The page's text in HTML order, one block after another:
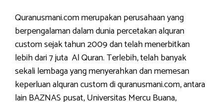
Quranusmani.com merupakan perusahaan yang
berpengalaman dalam dunia percetakan alquran
custom sejak tahun 2009 dan telah menerbitkan
lebih dari 7 juta Al Quran. Terlebih, telah banyak
sekali lembaga yang menyerahkan dan memesan
keperluan alquran custom di quranusmani.com, antara
lain BAZNAS pusat, Universitas Mercu Buana,